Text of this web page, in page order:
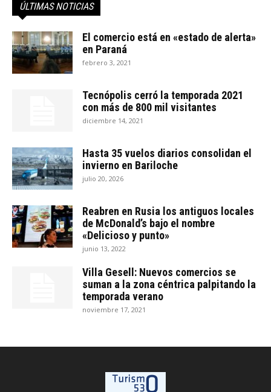
ÚLTIMAS NOTICIAS
El comercio está en «estado de alerta»
en Paraná
febrero 3, 2021
Tecnópolis cerró la temporada 2021
con más de 800 mil visitantes
diciembre 14, 2021
Hasta 35 vuelos diarios consolidan el
invierno en Bariloche
julio 20, 2026
Reabren en Rusia los antiguos locales
de McDonald’s bajo el nombre
«Delicioso y punto»
junio 13, 2022
Villa Gesell: Nuevos comercios se
suman a la zona céntrica palpitando la
temporada verano
noviembre 17, 2021